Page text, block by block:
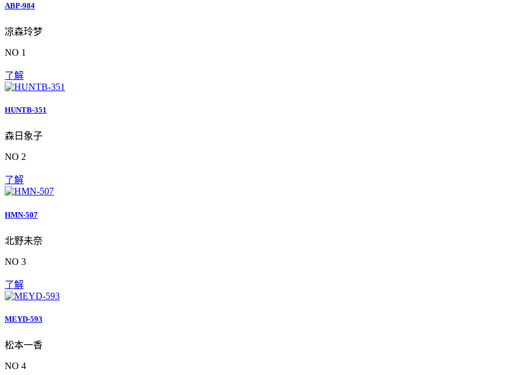
ABP-984
凉森玲梦
NO 1
了解
HUNTB-351
森日象子
NO 2
了解
HMN-507
北野未奈
NO 3
了解
MEYD-593
松本一香
NO 4